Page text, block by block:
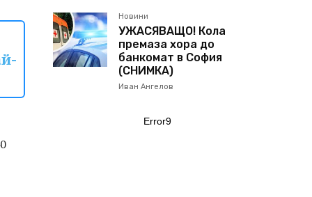
Новини
УЖАСЯВАЩО! Кола
премаза хора до
банкомат в София
(СНИМКА)
Иван Ангелов
Error9